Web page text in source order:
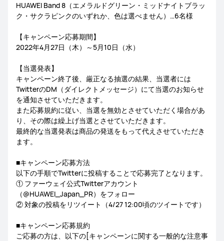
HUAWEI Band 8（エメラルドグリーン・ミッドナイトブラッ
ク・サクラピンクのいずれか、色は選べません）…6名様
【キャンペーン応募期間】
2022年4月27日（木）～5月10日（水）
【当選発表】
キャンペーン終了後、厳正なる抽選の結果、当選者には
TwitterのDM（ダイレクトメッセージ）にて当選のお知らせ
を通知させていただきます。
また応募規約に従い、当選を無効とさせていただく場合があ
り、その際は繰上げ当選とさせていただきます。
最終的な当選発表は商品の発送をもって代えさせていただき
ます。
■キャンペーン応募方法
以下の手順でTwitterに投稿することで応募完了となります。
① ファーウェイ公式Twitterアカウント
（@HUAWEI_Japan_PR）をフォロー
② 対象の投稿をリツイート（4/27 12:00頃のツイートです）
■キャンペーン応募規約
ご応募の方は、以下の[キャンペーンに関する一般的な注意事